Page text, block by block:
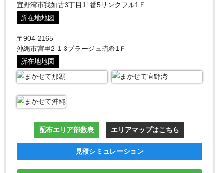
宜野湾市我如古3丁目11番5サンクフル1Ｆ
所在地地図
〒904-2165
沖縄市宮里2-1-3プラージュ琉希1Ｆ
所在地地図
配布エリア部数表 エリアマップはこちら
見積シミュレーション